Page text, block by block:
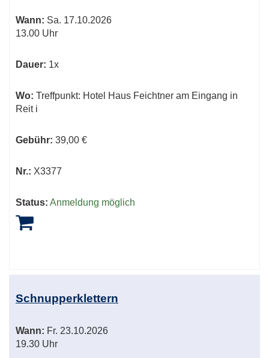
Wann: Sa. 17.10.2026
13.00 Uhr
Dauer: 1x
Wo: Treffpunkt: Hotel Haus Feichtner am Eingang in
Reit i
Gebühr: 39,00 €
Nr.: X3377
Status: Anmeldung möglich
Schnupperklettern
Wann: Fr. 23.10.2026
19.30 Uhr